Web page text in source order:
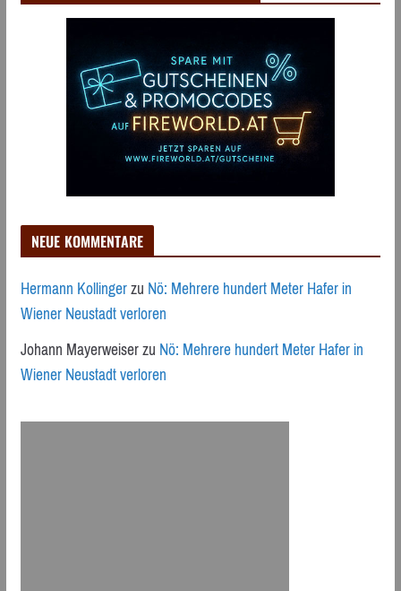
NEUE KOMMENTARE
Hermann KollingerzuNö: Mehrere hundert Meter Hafer in
Wiener Neustadt verloren
Johann MayerweiserzuNö: Mehrere hundert Meter Hafer in
Wiener Neustadt verloren